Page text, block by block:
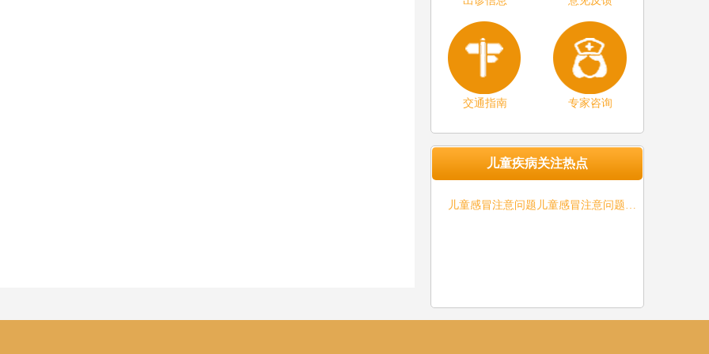
交通指南 专家咨询
儿童疾病关注热点
儿童感冒注意问题儿童感冒注意问题…